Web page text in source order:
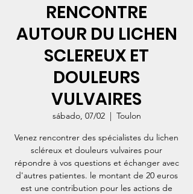
RENCONTRE
AUTOUR DU LICHEN
SCLEREUX ET
DOULEURS
VULVAIRES
sábado, 07/02
  |
Toulon
Venez rencontrer des spécialistes du lichen
scléreux et douleurs vulvaires pour
répondre à vos questions et échanger avec
d'autres patientes. le montant de 20 euros
est une contribution pour les actions de